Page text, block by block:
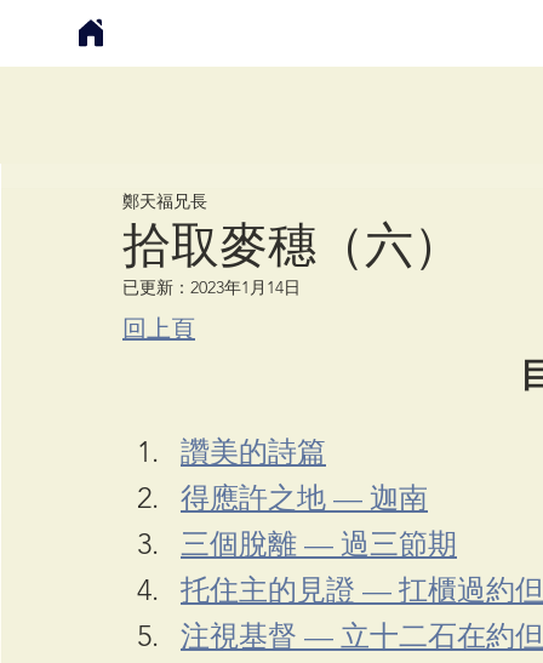
拾取麥穗（六）
鄭天福兄長
已更新： 2023年1月14日
回上頁
讚美的詩篇
得應許之地 — 迦南
三個脫離 — 過三節期
托住主的見證 — 扛櫃過約
注視基督 — 立十二石在約